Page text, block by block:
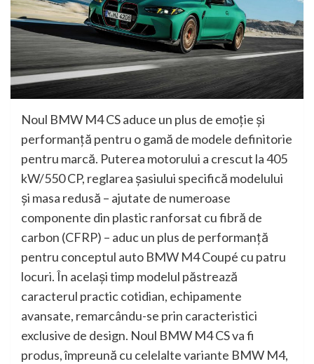
Noul BMW M4 CS aduce un plus de emoţie şi
performanţă pentru o gamă de modele definitorie
pentru marcă. Puterea motorului a crescut la 405
kW/550 CP, reglarea şasiului specifică modelului
şi masa redusă – ajutate de numeroase
componente din plastic ranforsat cu fibră de
carbon (CFRP) – aduc un plus de performanţă
pentru conceptul auto BMW M4 Coupé cu patru
locuri. În acelaşi timp modelul păstrează
caracterul practic cotidian, echipamente
avansate, remarcându-se prin caracteristici
exclusive de design. Noul BMW M4 CS va fi
produs, împreună cu celelalte variante BMW M4,